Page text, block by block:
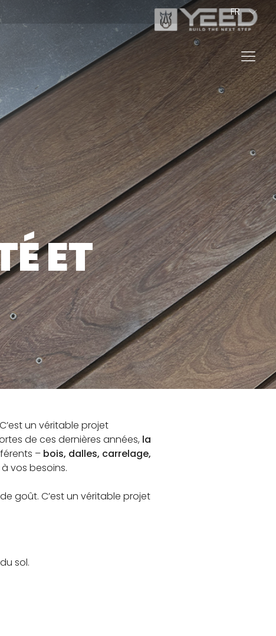
FR
PL
ES
IT
NL
EN
DE
PROFESSIONNEL
NOS PRODUITS
NOUS
ET
un véritable projet
de ces dernières années, la
– bois, dalles, carrelage,
vos besoins.
goût. C’est un véritable projet
sol.